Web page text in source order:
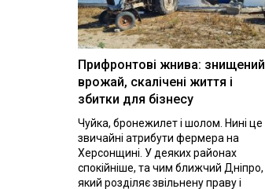
Прифронтові жнива: знищений
врожай, скалічені життя і
збитки для бізнесу
Чуйка, бронежилет і шолом. Нині це
звичайні атрибути фермера на
Херсонщині. У деяких районах
спокійніше, та чим ближчий Дніпро,
який розділяє звільнену праву і